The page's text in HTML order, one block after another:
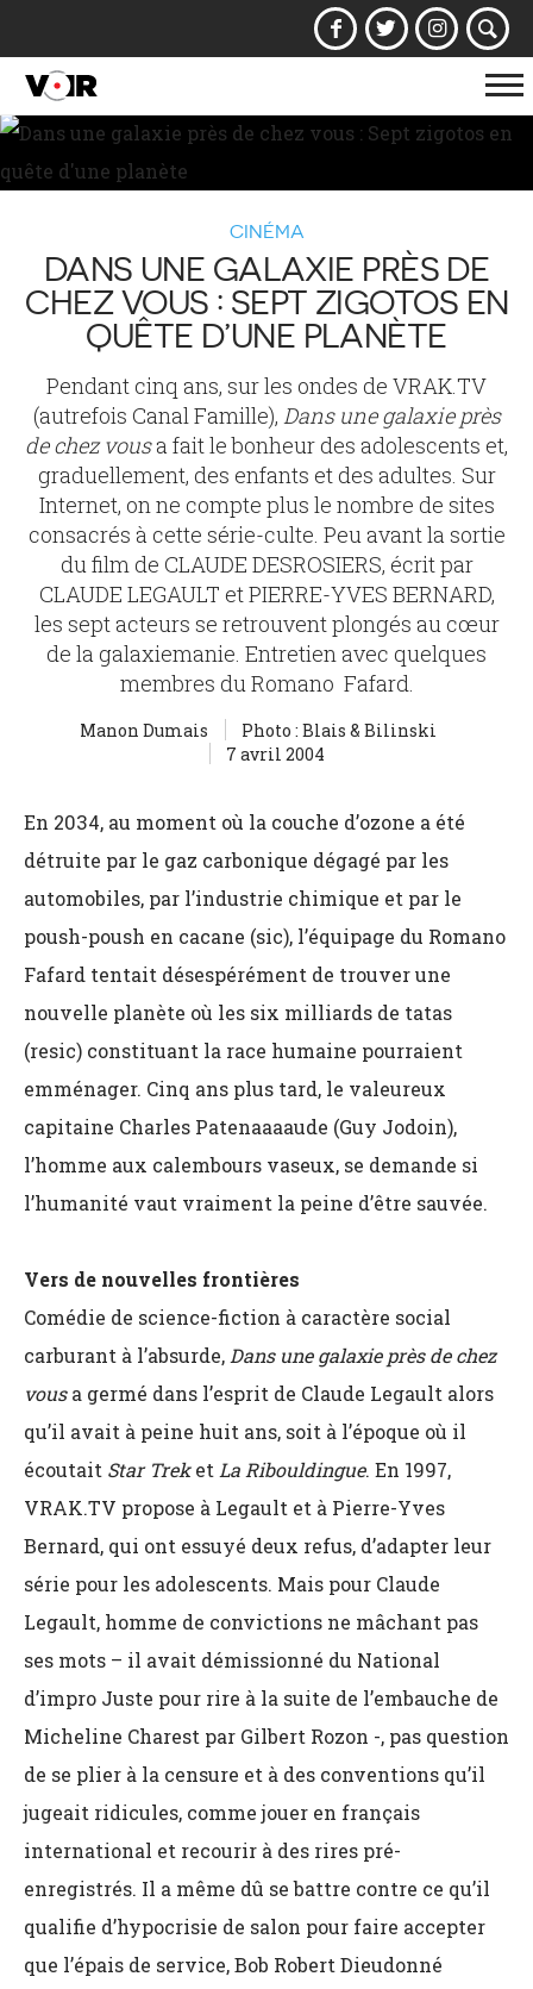
la
CINÉMA
DANS UNE GALAXIE PRÈS DE
CHEZ VOUS : SEPT ZIGOTOS EN
QUÊTE D’UNE PLANÈTE
Pendant cinq ans, sur les ondes de VRAK.TV
(autrefois Canal Famille), Dans une galaxie près
de chez vousa fait le bonheur des adolescents et,
graduellement, des enfants et des adultes. Sur
Internet, on ne compte plus le nombre de sites
consacrés à cette série-culte. Peu avant la sortie
du film de CLAUDE DESROSIERS, écrit par
CLAUDE LEGAULT et PIERRE-YVES BERNARD,
les sept acteurs se retrouvent plongés au cœur
de la galaxiemanie. Entretien avec quelques
membres du Romano Fafard.
Manon Dumais
Photo : Blais & Bilinski
7 avril 2004
En 2034, au moment où la couche d’ozone a été
détruite par le gaz carbonique dégagé par les
automobiles, par l’industrie chimique et par le
poush-poush en cacane (sic), l’équipage du Romano
Fafard tentait désespérément de trouver une
nouvelle planète où les six milliards de tatas
(resic) constituant la race humaine pourraient
emménager. Cinq ans plus tard, le valeureux
capitaine Charles Patenaaaaude (Guy Jodoin),
l’homme aux calembours vaseux, se demande si
l’humanité vaut vraiment la peine d’être sauvée.
Vers de nouvelles frontières
Comédie de science-fiction à caractère social
carburant à l’absurde, Dans une galaxie près de chez
vousa germé dans l’esprit de Claude Legault alors
qu’il avait à peine huit ans, soit à l’époque où il
écoutait Star Treket La Ribouldingue. En 1997,
VRAK.TV propose à Legault et à Pierre-Yves
Bernard, qui ont essuyé deux refus, d’adapter leur
série pour les adolescents. Mais pour Claude
Legault, homme de convictions ne mâchant pas
ses mots – il avait démissionné du National
d’impro Juste pour rire à la suite de l’embauche de
Micheline Charest par Gilbert Rozon -, pas question
de se plier à la censure et à des conventions qu’il
jugeait ridicules, comme jouer en français
international et recourir à des rires pré-
enregistrés. Il a même dû se battre contre ce qu’il
qualifie d’hypocrisie de salon pour faire accepter
que l’épais de service, Bob Robert Dieudonné